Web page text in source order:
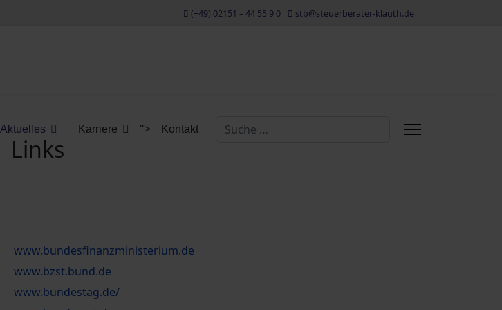
(+49) 02151 – 44 55 9 0 stb@steuerberater-klauth.de
Aktuelles Karriere "> Kontakt
Suchen
Links
www.bundesfinanzministerium.de
www.bzst.bund.de
www.bundestag.de/